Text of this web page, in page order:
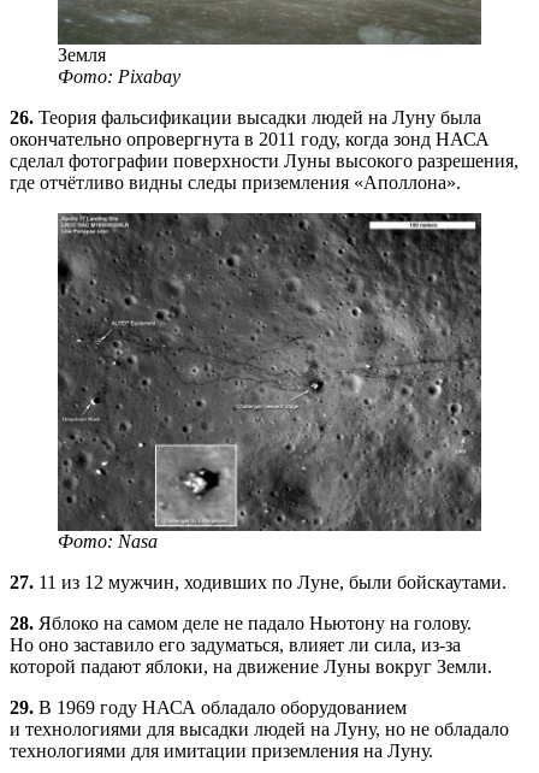
Земля
Фото: Pixabay
26. Теория фальсификации высадки людей на Луну была
окончательно опровергнута в 2011 году, когда зонд НАСА
сделал фотографии поверхности Луны высокого разрешения,
где отчётливо видны следы приземления «Аполлона».
Фото: Nasa
27. 11 из 12 мужчин, ходивших по Луне, были бойскаутами.
28. Яблоко на самом деле не падало Ньютону на голову.
Но оно заставило его задуматься, влияет ли сила, из-за
которой падают яблоки, на движение Луны вокруг Земли.
29. В 1969 году НАСА обладало оборудованием
и технологиями для высадки людей на Луну, но не обладало
технологиями для имитации приземления на Луну.